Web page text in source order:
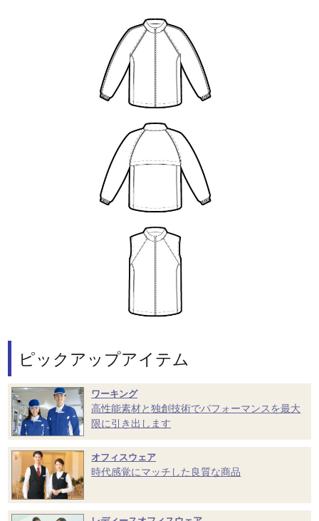
ピックアップアイテム
ワーキング
高性能素材と独創技術でパフォーマンスを最大
限に引き出します
オフィスウェア
時代感覚にマッチした良質な商品